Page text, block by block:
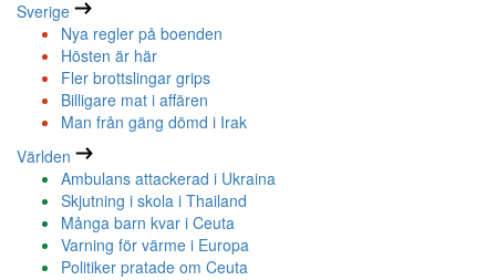
Sverige
Nya regler på boenden
Hösten är här
Fler brottslingar grips
Billigare mat i affären
Man från gäng dömd i Irak
Världen
Ambulans attackerad i Ukraina
Skjutning i skola i Thailand
Många barn kvar i Ceuta
Varning för värme i Europa
Politiker pratade om Ceuta